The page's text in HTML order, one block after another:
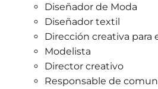
Diseñador de Moda
Diseñador textil
Dirección creativa para
Modelista
Director creativo
Responsable de